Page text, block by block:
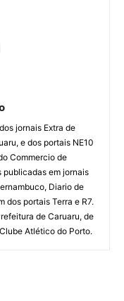
jornais Extra de
e dos portais NE10
Commercio de
publicadas em jornais
Diario de
dos portais Terra e R7.
de Caruaru, de
Atlético do Porto.